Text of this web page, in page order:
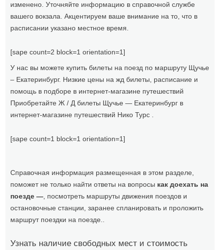
изменено. Уточняйте информацию в справочной службе
вашего вокзала. Акцентируем ваше внимание на то, что в
расписании указано местное время.
[sape count=2 block=1 orientation=1]
У нас вы можете купить билеты на поезд по маршруту Щучье
– Екатеринбург. Низкие цены на жд билеты, расписание и
помощь в подборе в интернет-магазине путешествий
Приобретайте Ж / Д билеты Щучье — Екатеринбург в
интернет-магазине путешествий Нико Турс .
[sape count=1 block=1 orientation=1]
Справочная информация размещенная в этом разделе,
поможет не только найти ответы на вопросы как доехать на
поезде —, посмотреть маршруты движения поездов и
остановочные станции, заранее спланировать и проложить
маршрут поездки на поезде..
Узнать наличие свободных мест и стоимость